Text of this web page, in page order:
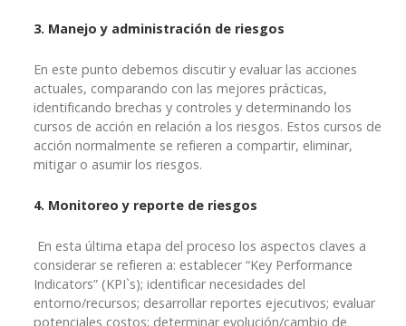
3. Manejo y administración de riesgos
En este punto debemos discutir y evaluar las acciones
actuales, comparando con las mejores prácticas,
identificando brechas y controles y determinando los
cursos de acción en relación a los riesgos. Estos cursos de
acción normalmente se refieren a compartir, eliminar,
mitigar o asumir los riesgos.
4. Monitoreo y reporte de riesgos
En esta última etapa del proceso los aspectos claves a
considerar se refieren a: establecer “Key Performance
Indicators” (KPI`s); identificar necesidades del
entorno/recursos; desarrollar reportes ejecutivos; evaluar
potenciales costos; determinar evolución/cambio de